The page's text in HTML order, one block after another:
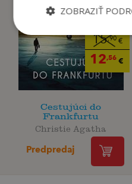
15,90 €
12,56 €
Cestujúci do
Frankfurtu
Christie Agatha
Predpredaj
ZOBRAZIŤ